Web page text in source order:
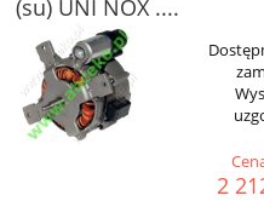
(su) UNI NOX ....
2